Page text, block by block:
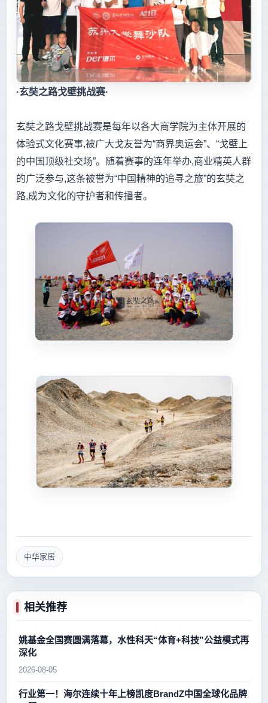
·玄奘之路戈壁挑战赛·
玄奘之路戈壁挑战赛是每年以各大商学院为主体开展的
体验式文化赛事,被广大戈友誉为“商界奥运会”、“戈壁上
的中国顶级社交场”。随着赛事的连年举办,商业精英人群
的广泛参与,这条被誉为“中国精神的追寻之旅”的玄奘之
路,成为文化的守护者和传播者。
中华家居
相关推荐
姚基金全国赛圆满落幕，水性科天“体育+科技”公益模式再
深化
2026-08-05
行业第一！海尔连续十年上榜凯度BrandZ中国全球化品牌